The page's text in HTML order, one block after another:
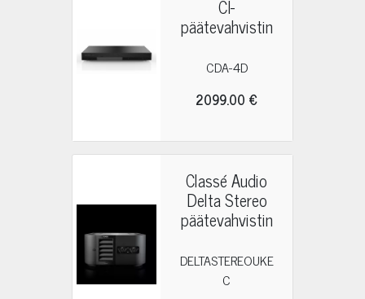
CI-
päätevahvistin
CDA-4D
2099.00 €
Classé Audio
Delta Stereo
päätevahvistin
DELTASTEREOUKE
C